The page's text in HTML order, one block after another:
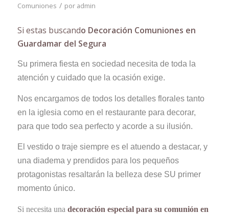
Comuniones / por admin
Si estas buscando Decoración Comuniones en
Guardamar del Segura
Su primera fiesta en sociedad necesita de toda la
atención y cuidado que la ocasión exige.
Nos encargamos de todos los detalles florales tanto
en la iglesia como en el restaurante para decorar,
para que todo sea perfecto y acorde a su ilusión.
El vestido o traje siempre es el atuendo a destacar, y
una diadema y prendidos para los pequeños
protagonistas resaltarán la belleza dese SU primer
momento único.
Si necesita una decoración especial para su comunión en